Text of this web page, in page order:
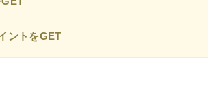
ントをGET